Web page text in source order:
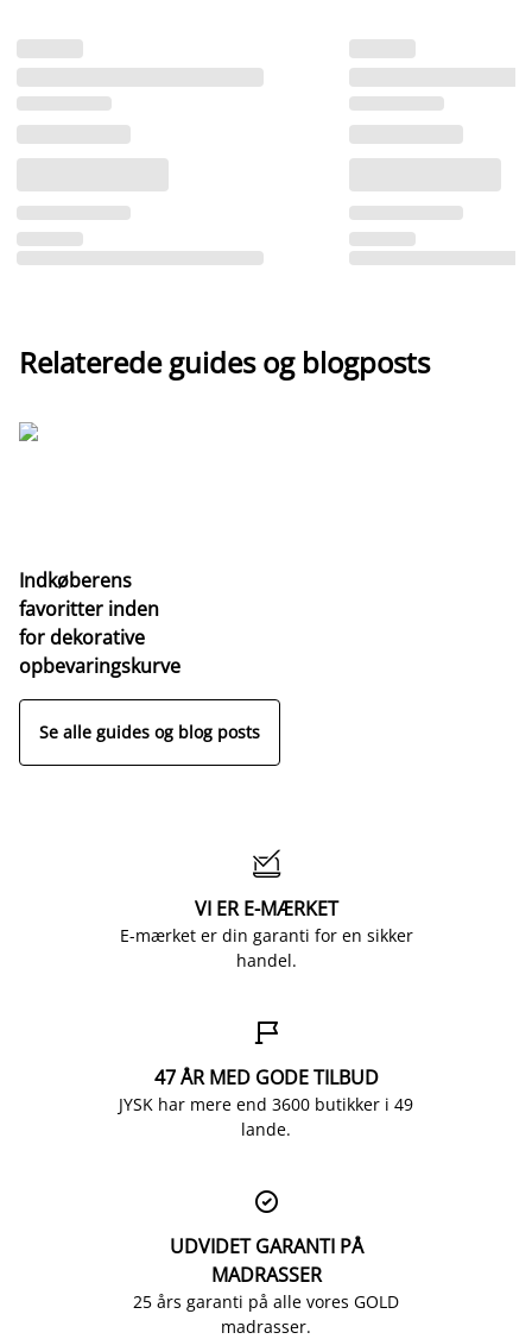
Relaterede guides og blogposts
Indkøberens
favoritter inden
for dekorative
opbevaringskurve
Se alle guides og blog posts

VI ER E-MÆRKET
E-mærket er din garanti for en sikker
handel.

47 ÅR MED GODE TILBUD
JYSK har mere end 3600 butikker i 49
lande.

UDVIDET GARANTI PÅ
MADRASSER
25 års garanti på alle vores GOLD
madrasser.